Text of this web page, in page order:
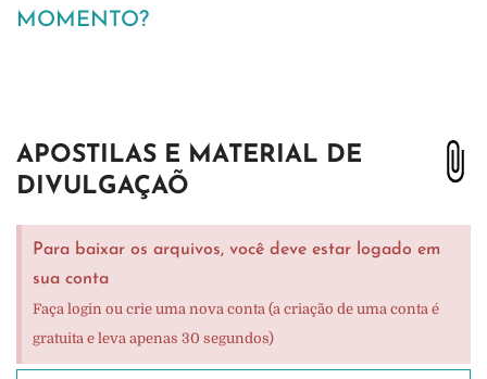
MOMENTO?
APOSTILAS E MATERIAL DE
DIVULGAÇAÕ
Para baixar os arquivos, você deve estar logado em
sua conta
Faça login ou crie uma nova conta (a criação de uma conta é
gratuita e leva apenas 30 segundos)